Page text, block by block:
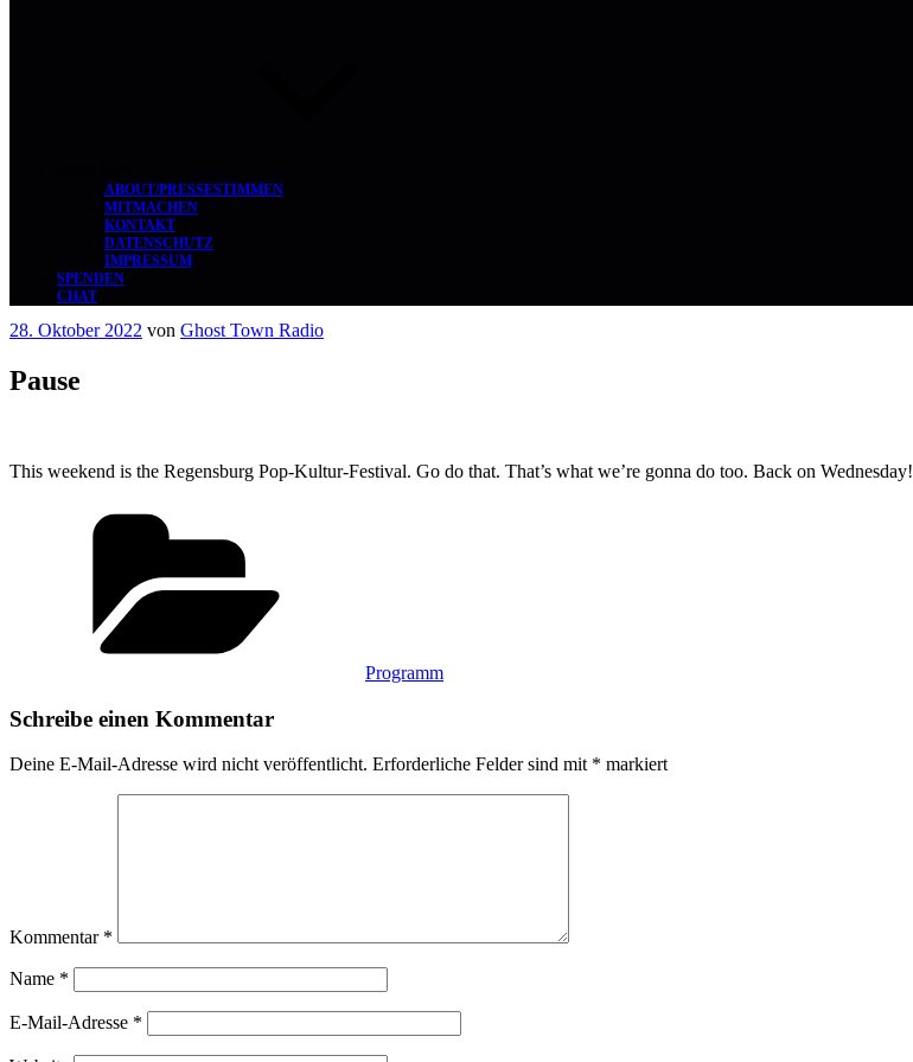
ABOUT/PRESSESTIMMEN
MITMACHEN
KONTAKT
DATENSCHUTZ
IMPRESSUM
SPENDEN
CHAT
Veröffentlicht
28. Oktober 2022 von Ghost Town Radio
Pause
This weekend is the Regensburg Pop-Kultur-Festival. Go do that. That’s what we’re gonna do too. Back on Wednesday!
Programm
Schreibe einen Kommentar
Deine E-Mail-Adresse wird nicht veröffentlicht. Erforderliche Felder sind mit * markiert
Kommentar *
Name *
E-Mail-Adresse *